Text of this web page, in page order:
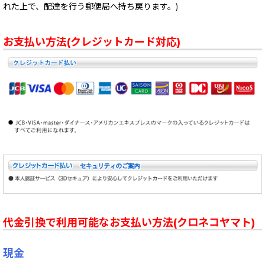
れた上で、配達を行う郵便局へ持ち戻ります。)
お支払い方法(クレジットカード対応)
代金引換で利用可能なお支払い方法(クロネコヤマト)
現金